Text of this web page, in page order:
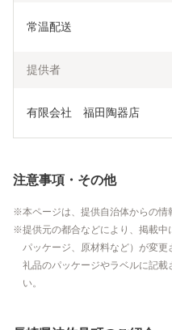
常温配送
提供者
有限会社　福田陶器店
注意事項・その他
本ページは、提供自治体からの情
提供元の都合などにより、掲載中
パッケージ、原材料など）が変
礼品のパッケージやラベルに記
い。